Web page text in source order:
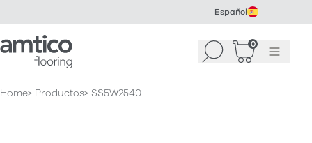
Español
Amtico Flooring Buscar 0
Cesta (0)
Menú
Home Productos SS5W2540